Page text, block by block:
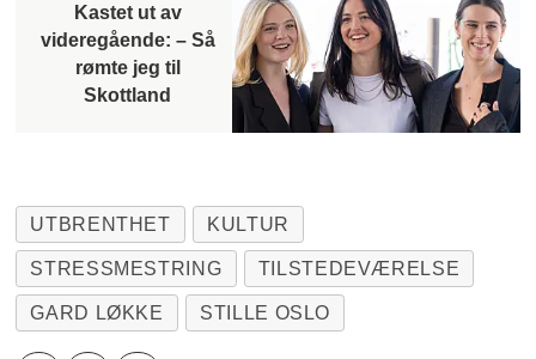
Kastet ut av
videregående: – Så
rømte jeg til
Skottland
UTBRENTHET KULTUR
STRESSMESTRING TILSTEDEVÆRELSE
GARD LØKKE STILLE OSLO